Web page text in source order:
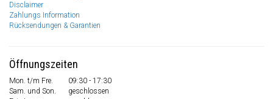
Disclaimer
Zahlungs Information
Rücksendungen & Garantien
Öffnungszeiten
Mon. t/m Fre.
09:30 - 17:30
Sam. und Son.
geschlossen